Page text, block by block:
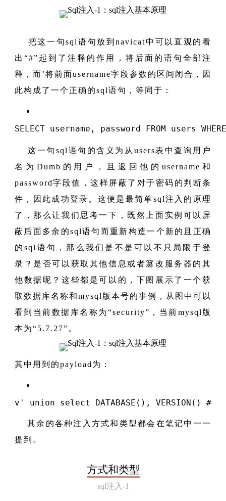
把这一句sql语句放到navicat中可以直观的看
出“#”起到了注释的作用，将后面的语句全部注
释，而’将前面username字段参数的区间闭合，因
此构成了一个正确的sql语句，等同于：
SELECT username, password FROM users WHERE
这一句sql语句的含义为从users表中查询用户
名为Dumb的用户，且返回他的username和
password字段值，这样屏蔽了对于密码的判断条
件，因此成功登录。这便是最简单sql注入的原理
了，那么让我们思考一下，既然上面实例可以屏
蔽后面多余的sql语句而重新构造一个新的且正确
的sql语句，那么我们是不是可以不只局限于登
录？是否可以获取其他信息或者篡改服务器的其
他数据呢？这些都是可以的，下图展示了一个获
取数据库名称和mysql版本号的事例，从图中可以
看到当前数据库名称为“security”，当前mysql版
本为“5.7.27”。
其中用到的payload为：
v ' union select DATABASE(), VERSION() #
其余的各种注入方式和类型都会在笔记中一一
提到。
方式和类型
sql注入-1